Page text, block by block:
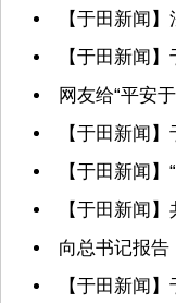
【于田新闻
【于田新闻
网友给“平安
【于田新闻
【于田新闻
【于田新闻
向总书记报
【于田新闻